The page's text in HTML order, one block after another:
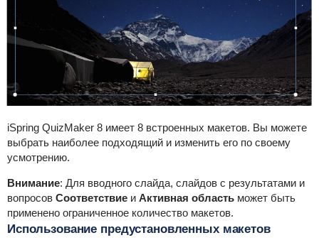
iSpring QuizMaker 8 имеет 8 встроенных макетов. Вы можете
выбрать наиболее подходящий и изменить его по своему
усмотрению.
Внимание: Для вводного слайда, слайдов с результатами и
вопросов Соответствиеи Активная областьможет быть
применено ограниченное количество макетов.
Использование предустановленных макетов